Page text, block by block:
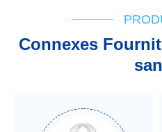
Connexes